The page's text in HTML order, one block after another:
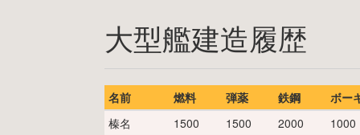
大型艦建造履歴
名前 燃料 弾薬 鉄鋼
ボー
榛名
1500 1500 2000
1000